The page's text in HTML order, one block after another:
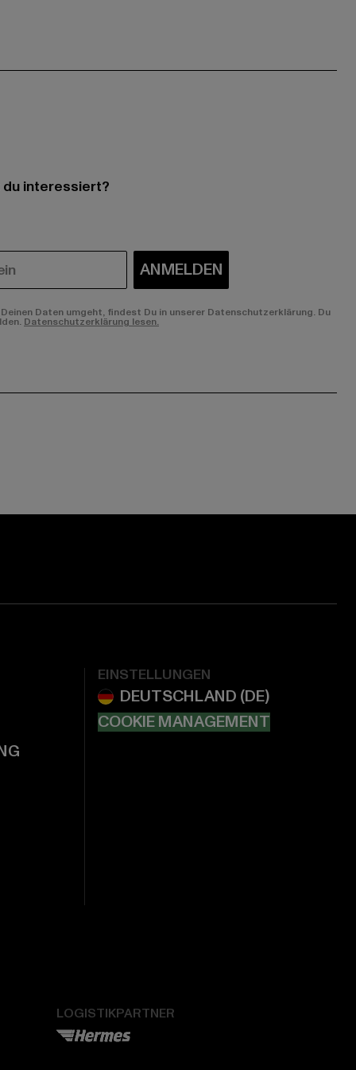
interessiert?
ANMELDEN
Daten umgeht, findest Du in unserer Datenschutzerklärung. Du
Datenschutzerklärung lesen.
EINSTELLUNGEN
COOKIE MANAGEMENT
LOGISTIKPARTNER